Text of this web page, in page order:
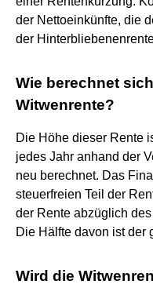
der Nettoeinkünfte, die
der
Wie berechnet
Witwenrente?
Die Höhe dieser Rente
jedes Jahr anhand der
neu berechnet. Das
steuerfreien Teil der
der Rente abzüglich
Die Hälfte davon ist der
Wird die